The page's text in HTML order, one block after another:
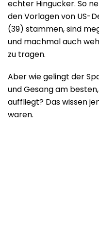
echter Hingucker. So
den Vorlagen von US-
(39) stammen, sind
und machmal auch
zu tragen.
Aber wie gelingt der
und Gesang am
auffliegt? Das wissen
waren.